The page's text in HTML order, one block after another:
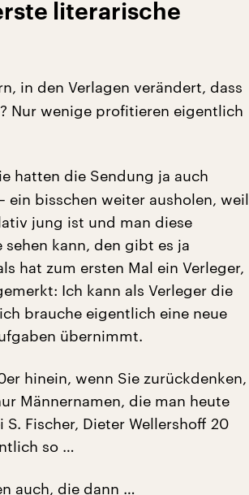
literarische
in den Verlagen verändert, dass
Nur wenige profitieren eigentlich
hatten die Sendung ja auch
ein bisschen weiter ausholen, weil
jung ist und man diese
kann, den gibt es ja
hat zum ersten Mal ein Verleger,
Ich kann als Verleger die
brauche eigentlich eine neue
übernimmt.
hinein, wenn Sie zurückdenken,
Männernamen, die man heute
Fischer, Dieter Wellershoff 20
so …
auch, die dann …